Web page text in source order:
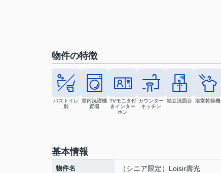
物件の特徴
バストイレ
別
室内洗濯機
置場
TVモニタ付
きインター
ホン
カウンター
キッチン
独立洗面台 浴室乾燥機
基本情報
物件名 （シニア限定）Loisir壽光